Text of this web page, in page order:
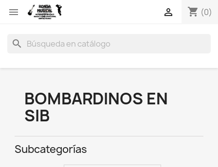
 shopping_cart (0)

search
BOMBARDINOS EN
SIB
Subcategorías